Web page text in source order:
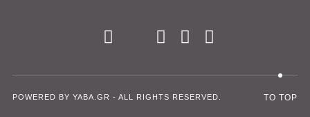
POWERED BY YABA.GR - ALL RIGHTS RESERVED. TO TOP